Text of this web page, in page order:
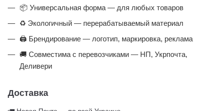
📦 Универсальная форма — для любых товаров
♻️ Экологичный — перерабатываемый материал
🖨️ Брендирование — логотип, маркировка, реклама
🚚 Совместима с перевозчиками — НП, Укрпочта,
Деливери
Доставка